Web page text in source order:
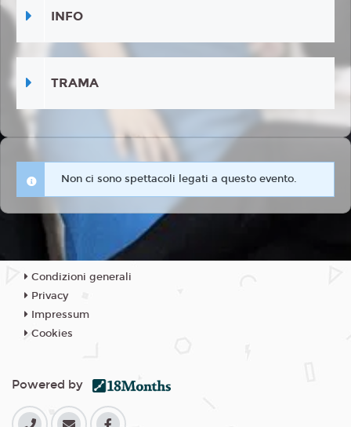
INFO
TRAMA
Non ci sono spettacoli legati a questo evento.
Condizioni generali
Privacy
Impressum
Cookies
Powered by